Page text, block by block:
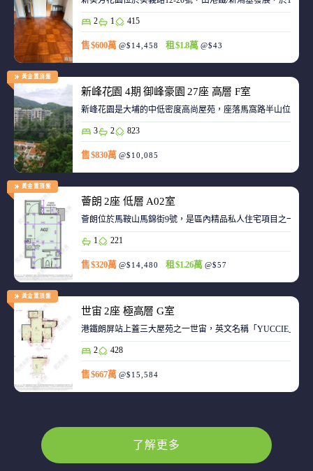
2 1 415
售 $600萬 @$14,458 租 $1.8萬 @$43
黃金置頂盤
新峰花園 4期 御峰豪園 27座 高層 F室
新峰花園是大埔的中低密度高尚屋苑，座落馬窩路半山位置
3 2 823
售 $830萬 @$10,085
黃金置頂盤
薈朗 2座 低層 A02室
薈朗位於馬鞍山馬錦街9號，是區內精品私人住宅項目之一，
1 221
售 $320萬 @$14,480 租 $1.26萬 @$57
黃金置頂盤
世宙 2座 極高層 G室
港鐵朗屏站上蓋三大屋苑之一世宙，英文名稱「YUCCIE」，
2 428
售 $667萬 @$15,584
了解更多